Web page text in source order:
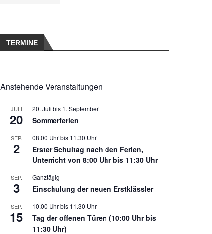
TERMINE
Anstehende Veranstaltungen
JULI
20
20. Juli bis 1. September
Sommerferien
SEP.
2
08.00 Uhrbis 11.30 Uhr
Erster Schultag nach den Ferien,
Unterricht von 8:00 Uhr bis 11:30 Uhr
SEP.
3
Ganztägig
Einschulung der neuen Erstklässler
SEP.
15
10.00 Uhrbis 11.30 Uhr
Tag der offenen Türen (10:00 Uhr bis
11:30 Uhr)